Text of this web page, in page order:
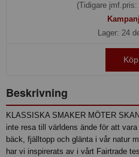
(Tidigare
Lager: 24
Beskrivning
KLASSISKA SMAKER MÖTER
inte resa till världens ände för att
bäck, fjälltopp och glänta i vår natur
har vi inspirerats av i vårt Fairtrade